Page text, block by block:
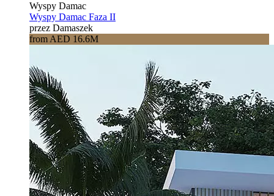
Wyspy Damac
Wyspy Damac Faza II
przez Damaszek
from AED 16.6M